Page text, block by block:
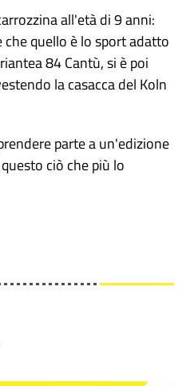
all'età di 9 anni:
che quello è lo sport adatto
84 Cantù, si è poi
la casacca del Koln
parte a un'edizione
ciò che più lo